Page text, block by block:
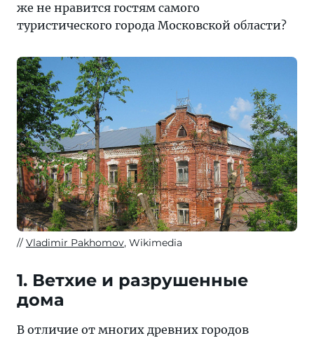
же не нравится гостям самого
туристического города Московской области?
Vladimir Pakhomov, Wikimedia
1. Ветхие и разрушенные
дома
В отличие от многих древних городов